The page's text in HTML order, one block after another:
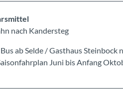
nach Kandersteg
ab Selde / Gasthaus
Juni bis Anfang